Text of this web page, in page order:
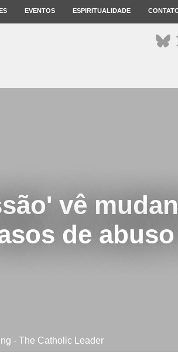
EVENTOS ESPIRITUALIDADE
vê
de
- The Catholic Leader